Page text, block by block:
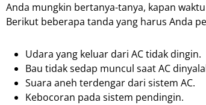
Anda mungkin bertanya-tanya, kapan
Berikut beberapa tanda yang harus Anda
Udara yang keluar dari AC tidak dingin.
Bau tidak sedap muncul saat AC
Suara aneh terdengar dari sistem AC.
Kebocoran pada sistem pendingin.